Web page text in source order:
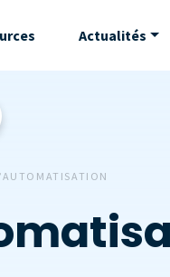
Actualités